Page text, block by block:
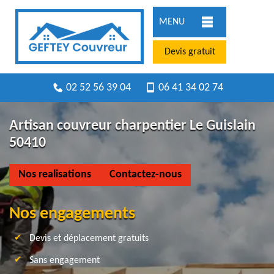
MENU
Devis gratuit
02 52 56 39 04 06 41 34 02 74
Artisan couvreur charpentier Le Guislain
50410
Nos realisations Contactez-nous
Nos engagements
Devis et déplacement gratuits
Sans engagement